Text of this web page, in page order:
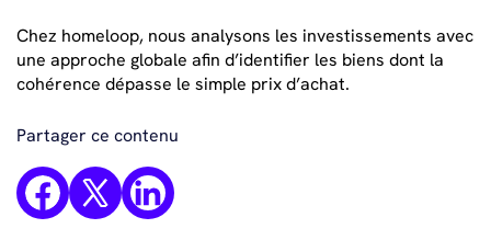
Chez homeloop, nous analysons les investissements avec
une approche globale afin d’identifier les biens dont la
cohérence dépasse le simple prix d’achat.
Partager ce contenu